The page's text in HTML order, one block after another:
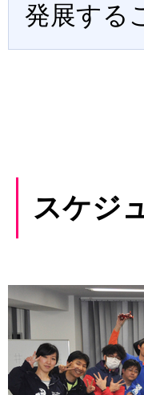
発展する
スケジ